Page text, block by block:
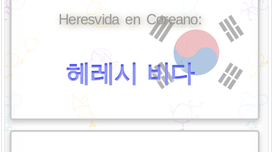
Heresvida en Coreano:
헤레시 비다